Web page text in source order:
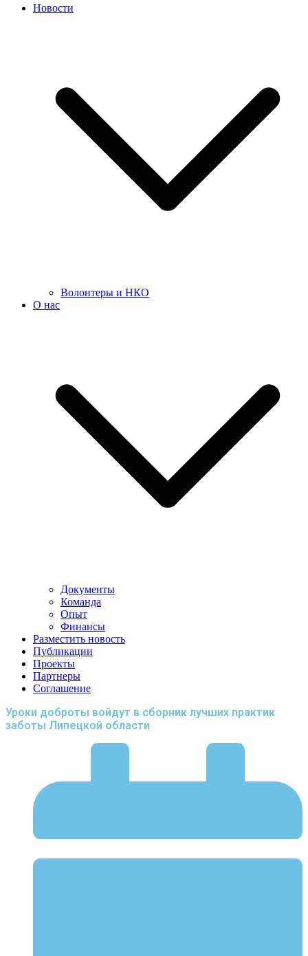
Новости
Волонтеры и НКО
О нас
Документы
Команда
Опыт
Финансы
Разместить новость
Публикации
Проекты
Партнеры
Соглашение
Уроки доброты войдут в сборник лучших практик
заботы Липецкой области